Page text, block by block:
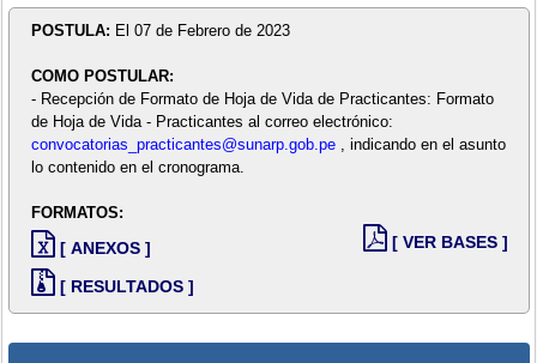
POSTULA: El 07 de Febrero de 2023
COMO POSTULAR:
- Recepción de Formato de Hoja de Vida de Practicantes: Formato
de Hoja de Vida - Practicantes al correo electrónico:
convocatorias_practicantes@sunarp.gob.pe, indicando en el asunto
lo contenido en el cronograma.
FORMATOS:
[ ANEXOS ]
[ RESULTADOS ]
[ VER BASES ]